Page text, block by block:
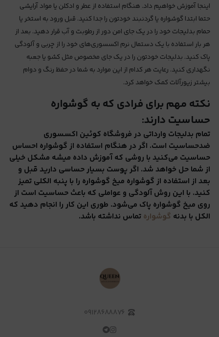
اینجا آموزش خواهیم داد. هنگام استفاده از عطر و ادکلن یا مواد آرایشی
حتما ابتدا گوشواره یا گردنبند خودتون را جدا کنید. قبل ورود به استخر یا
حمام بدلیجات خود را در یک جای امن دور از رطوبت و آب قرار دهید. بعد از
هر بار استفاده با یک دستمال نرم اکسسوری‌های خود را از چربی و آلودگی
پاک کنید. بدلیجات خودتون را در یک جای مخصوص مثل کشو یا جعبه
نگهداری کنید. رعایت هر کدام از این موارد به شما در حفظ رنگ و دوام
بیشتر زیورآلات کمک خواهد کرد.
نکته مهم برای فرادی که به گوشواره
حساسیت دارند:
تمام بدلیجات وارداتی در فروشگاه کوئین اکسسوری
ضد‌حساسیت است. اگر در هنگام استفاده از گوشواره احساس
حساسیت می‌کنید با روشی که آموزش داده میشه مشکل خیلی
از شما حل خواهد شد. اگر پوست بسیار حساسی دارید قبل و
بعد از استفاده از گوشواره میخ گوشواره را با پنبه الکلی تمیز
کنید. با این روش آلودگی و عواملی که باعث حساسیت است از
روی میخ گوشواره پاک می‌شود. طوری این کار را انجام دهید که
الکل با بدنه گوشواره تماس نداشته باشد.
۰۹۱۲۸۶۸۸۸۷۶